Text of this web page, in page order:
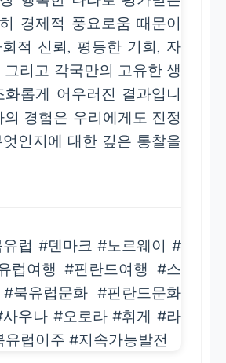
경제적 풍요로움 때문이
적 신뢰, 평등한 기회, 자
그리고 각국만의 고유한 생
롭게 어우러진 결과입니
의 경험은 우리에게도 진정
인지에 대한 깊은 통찰을
럽 #덴마크 #노르웨이 #
럽여행 #핀란드여행 #스
북유럽문화 #핀란드문화
우나 #오로라 #휘게 #라
럽이주 #지속가능발전